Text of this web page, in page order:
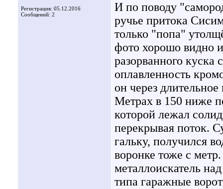
Регистрация: 05.12.2016
Сообщений: 2
И по поводу
ручье притока
только "попа"
фото хорошо видно
разорванного куска
оплавленность
он через
Метрах в 150 ниже
которой лежал
перекрывая поток.
гальку, получился
воронке тоже с
металлоискатель
типа гаражные